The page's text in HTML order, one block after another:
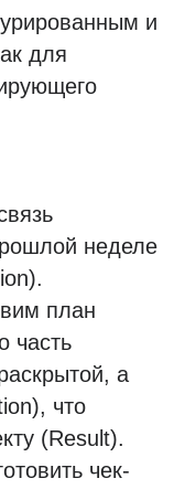
и
для
неделе
план
часть
а
что
(Result).
чек-